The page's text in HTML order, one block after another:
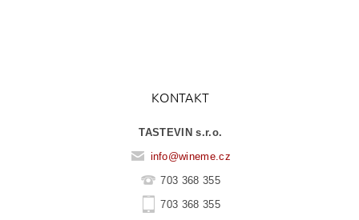
KONTAKT
TASTEVIN s.r.o.
info@wineme.cz
703 368 355
703 368 355